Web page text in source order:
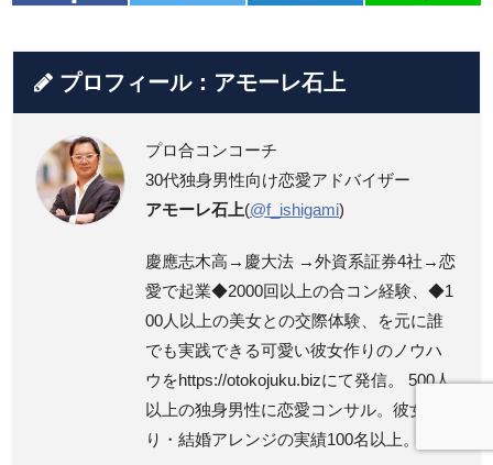
プロフィール：アモーレ石上
プロ合コンコーチ
30代独身男性向け恋愛アドバイザー
アモーレ石上(@f_ishigami)
慶應志木高→慶大法 →外資系証券4社→恋
愛で起業◆2000回以上の合コン経験、◆1
00人以上の美女との交際体験、を元に誰
でも実践できる可愛い彼女作りのノウハ
ウをhttps://otokojuku.bizにて発信。 500人
以上の独身男性に恋愛コンサル。彼女作
り・結婚アレンジの実績100名以上。